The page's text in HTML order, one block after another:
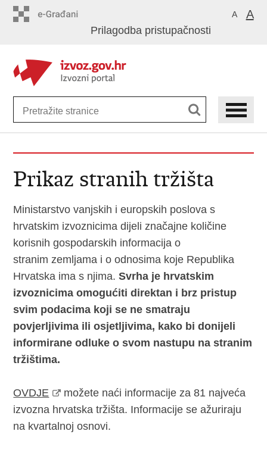
A A
Prilagodba pristupačnosti
Prikaz stranih tržišta
Ministarstvo vanjskih i europskih poslova s
hrvatskim izvoznicima dijeli značajne količine
korisnih gospodarskih informacija o
stranim zemljama i o odnosima koje Republika
Hrvatska ima s njima.Svrha je hrvatskim
izvoznicima omogućiti direktan i brz pristup
svim podacima koji se ne smatraju
povjerljivima ili osjetljivima, kako bi donijeli
informirane odluke o svom nastupu na stranim
tržištima.
OVDJE
možete naći informacije za 81 najveća
izvozna hrvatska tržišta. Informacije se ažuriraju
na kvartalnoj osnovi.